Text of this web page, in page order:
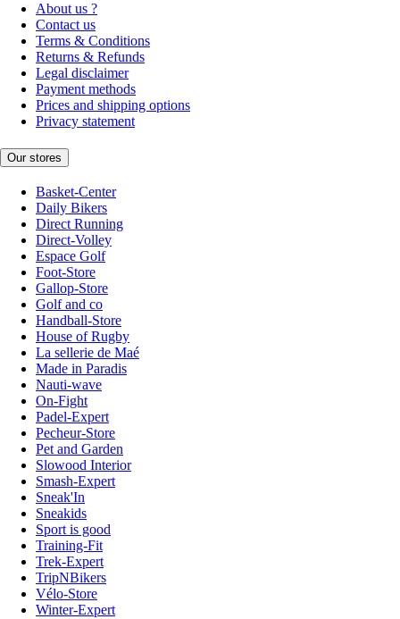
About us ?
Contact us
Terms & Conditions
Returns & Refunds
Legal disclaimer
Payment methods
Prices and shipping options
Privacy statement
Our stores
Basket-Center
Daily Bikers
Direct Running
Direct-Volley
Espace Golf
Foot-Store
Gallop-Store
Golf and co
Handball-Store
House of Rugby
La sellerie de Maé
Made in Paradis
Nauti-wave
On-Fight
Padel-Expert
Pecheur-Store
Pet and Garden
Slowood Interior
Smash-Expert
Sneak'In
Sneakids
Sport is good
Training-Fit
Trek-Expert
TripNBikers
Vélo-Store
Winter-Expert